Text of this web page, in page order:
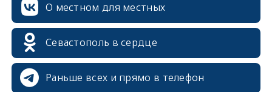
О местном для местных
Севастополь в сердце
Раньше всех и прямо в телефон